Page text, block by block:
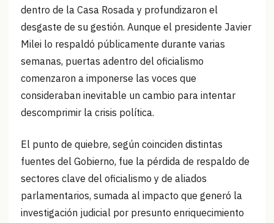
dentro de la Casa Rosada y profundizaron el
desgaste de su gestión. Aunque el presidente Javier
Milei lo respaldó públicamente durante varias
semanas, puertas adentro del oficialismo
comenzaron a imponerse las voces que
consideraban inevitable un cambio para intentar
descomprimir la crisis política.
El punto de quiebre, según coinciden distintas
fuentes del Gobierno, fue la pérdida de respaldo de
sectores clave del oficialismo y de aliados
parlamentarios, sumada al impacto que generó la
investigación judicial por presunto enriquecimiento